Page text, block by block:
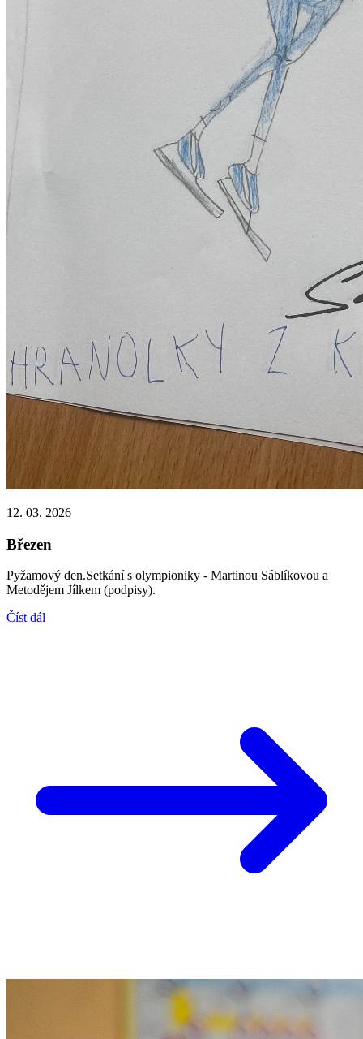
12. 03. 2026
Březen
Pyžamový den.Setkání s olympioniky - Martinou Sáblíkovou a
Metodějem Jílkem (podpisy).
Číst dál